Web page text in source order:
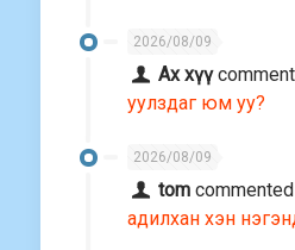
2026/08/09
Ах хүү
уулздаг юм уу?
2026/08/09
tom
адилхан хэн